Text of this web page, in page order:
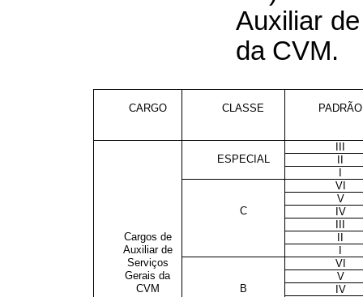
Auxiliar
da CVM.
CARGO CLASSE PADRÃO
ESPECIAL
VI
V
C
IV
Cargos de
Auxiliar de
Serviços
VI
Gerais da
V
CVM
B
IV